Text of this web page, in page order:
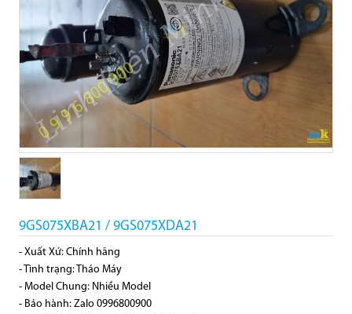
9GS075XBA21 / 9GS075XDA21
- Xuất Xứ: Chính hãng
- Tình trạng: Tháo Máy
- Model Chung: Nhiều Model
- Bảo hành: Zalo 0996800900